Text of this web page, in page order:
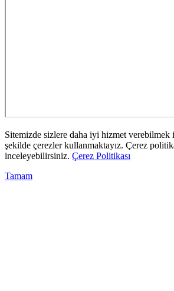
Sitemizde sizlere daha iyi hizmet
şekilde çerezler kullanmaktayız. Çerez
inceleyebilirsiniz. Çerez Politikası
Tamam